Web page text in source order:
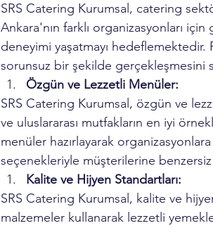
SRS Catering Kurumsal, catering
Ankara'nın farklı organizasyonları
deneyimi yaşatmayı
sorunsuz bir şekilde gerçekleşmesini
Özgün ve Lezzetli Menüler:
SRS Catering Kurumsal, özgün ve
ve uluslararası mutfakların en iyi
menüler hazırlayarak
seçenekleriyle müşterilerine
Kalite ve Hijyen Standartları:
SRS Catering Kurumsal, kalite ve
malzemeler kullanarak lezzetli yemekler